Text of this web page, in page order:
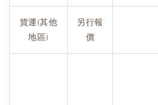
貨運(其他
地區)
另行報
價